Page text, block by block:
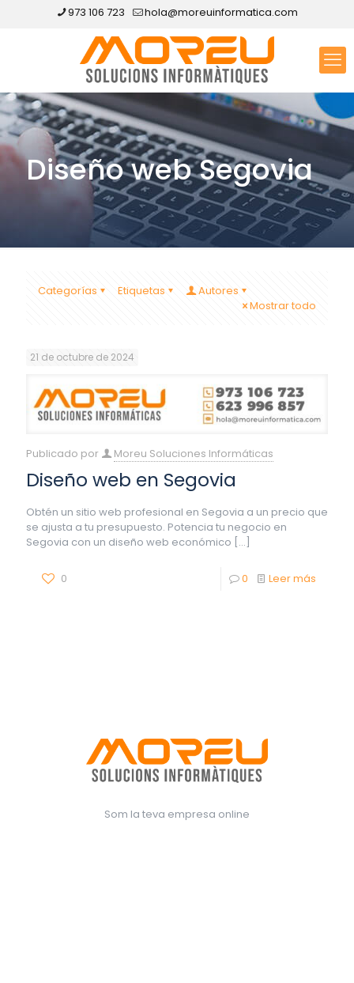
973 106 723 hola@moreuinformatica.com
Diseño web Segovia
Categorías Etiquetas
Autores
Mostrar todo
21 de octubre de 2024
Publicado por Moreu Soluciones Informáticas
Diseño web en Segovia
Obtén un sitio web profesional en Segovia a un precio que
se ajusta a tu presupuesto. Potencia tu negocio en
Segovia con un diseño web económico […]
0 0 Leer más
Som la teva empresa online